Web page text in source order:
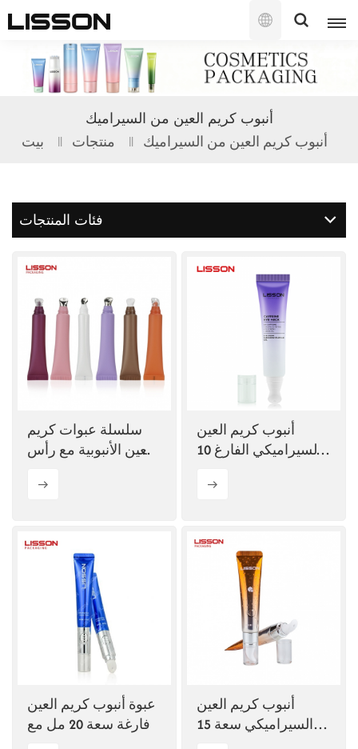
العربية
English
français
español
português
日本語
한국의
ไทย
أنبوب كريم العين من السيراميك
بيت منتجات أنبوب كريم العين من السيراميك
فئات المنتجات
سلسلة عبوات كريم
العين الأنبوبية مع رأس
أنبوب كريم العين
السيراميكي الفارغ 10
عبوة أنبوب كريم العين
فارغة سعة 20 مل مع
أنبوب كريم العين
السيراميكي سعة 15